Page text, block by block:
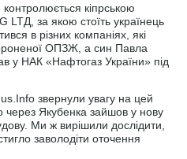
кіпрською
LTД, за якою стоїть українець
в різних компаніях, які
ОПЗЖ, а син Павла
у НАК «Нафтогаз України» під
звернули увагу на цей
Якубенка зайшов у нову
Ми ж вирішили дослідити,
заволодіти оточення